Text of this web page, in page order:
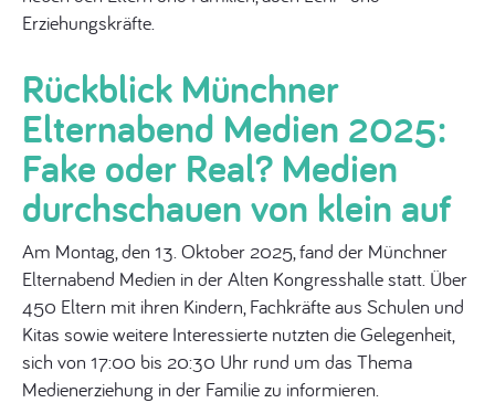
Erziehungskräfte.
Rückblick Münchner
Elternabend Medien 2025:
Fake oder Real? Medien
durchschauen von klein auf
Am Montag, den 13. Oktober 2025, fand der Münchner
Elternabend Medien in der Alten Kongresshalle statt. Über
450 Eltern mit ihren Kindern, Fachkräfte aus Schulen und
Kitas sowie weitere Interessierte nutzten die Gelegenheit,
sich von 17:00 bis 20:30 Uhr rund um das Thema
Medienerziehung in der Familie zu informieren.